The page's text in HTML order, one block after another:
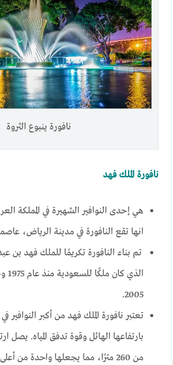
نافورة ينبوع الثروة
نافورة الملك فهد
هي إحدى النوافير الشهيرة في المملكة
انها تقع النافورة في مدينة الرياض،
تم بناء النافورة تكريمًا للملك فهد بن
2005.
تعتبر نافورة الملك فهد من أكبر النوافير
بارتفاعها الهائل وقوة تدفق المياه. يصل
من 260 مترًا، مما يجعلها واحدة من أعلى النوافير في العالم.